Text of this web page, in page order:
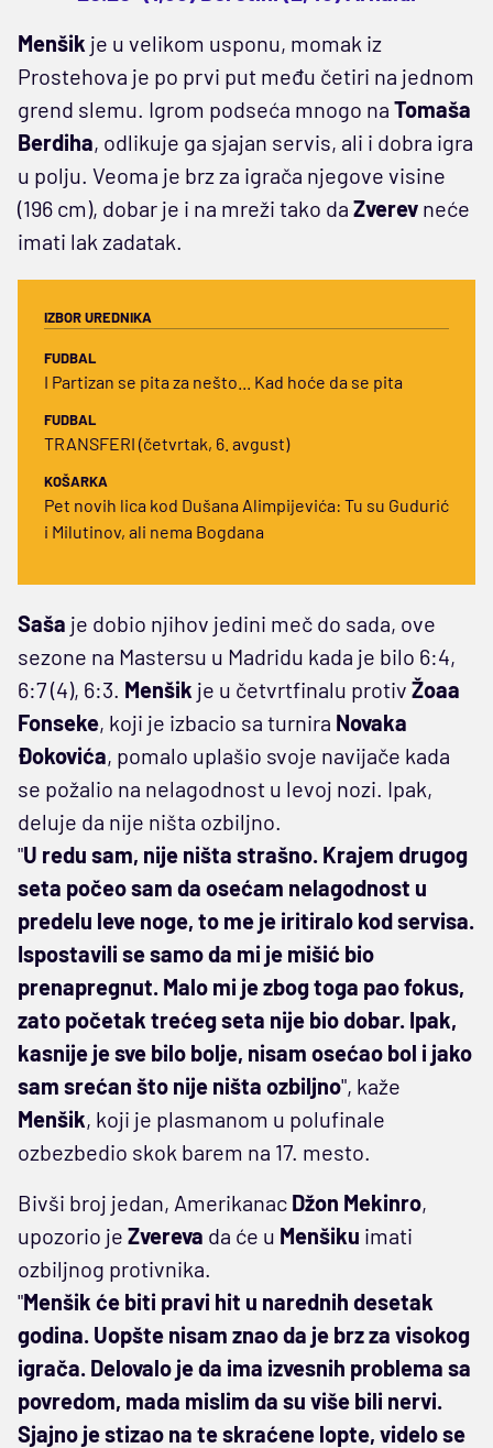
Menšik je u velikom usponu, momak iz
Prostehova je po prvi put među četiri na jednom
grend slemu. Igrom podseća mnogo na Tomaša
Berdiha, odlikuje ga sjajan servis, ali i dobra igra
u polju. Veoma je brz za igrača njegove visine
(196 cm), dobar je i na mreži tako da Zverev neće
imati lak zadatak.
IZBOR UREDNIKA
FUDBAL
I Partizan se pita za nešto... Kad hoće da se pita
FUDBAL
TRANSFERI (četvrtak, 6. avgust)
KOŠARKA
Pet novih lica kod Dušana Alimpijevića: Tu su Gudurić
i Milutinov, ali nema Bogdana
Saša je dobio njihov jedini meč do sada, ove
sezone na Mastersu u Madridu kada je bilo 6:4,
6:7 (4), 6:3. Menšik je u četvrtfinalu protiv Žoaa
Fonseke, koji je izbacio sa turnira Novaka
Đokovića, pomalo uplašio svoje navijače kada
se požalio na nelagodnost u levoj nozi. Ipak,
deluje da nije ništa ozbiljno.
"U redu sam, nije ništa strašno. Krajem drugog
seta počeo sam da osećam nelagodnost u
predelu leve noge, to me je iritiralo kod servisa.
Ispostavili se samo da mi je mišić bio
prenapregnut. Malo mi je zbog toga pao fokus,
zato početak trećeg seta nije bio dobar. Ipak,
kasnije je sve bilo bolje, nisam osećao bol i jako
sam srećan što nije ništa ozbiljno", kaže
Menšik, koji je plasmanom u polufinale
ozbezbedio skok barem na 17. mesto.
Bivši broj jedan, Amerikanac Džon Mekinro,
upozorio je Zvereva da će u Menšiku imati
ozbiljnog protivnika.
"Menšik će biti pravi hit u narednih desetak
godina. Uopšte nisam znao da je brz za visokog
igrača. Delovalo je da ima izvesnih problema sa
povredom, mada mislim da su više bili nervi.
Sjajno je stizao na te skraćene lopte, videlo se